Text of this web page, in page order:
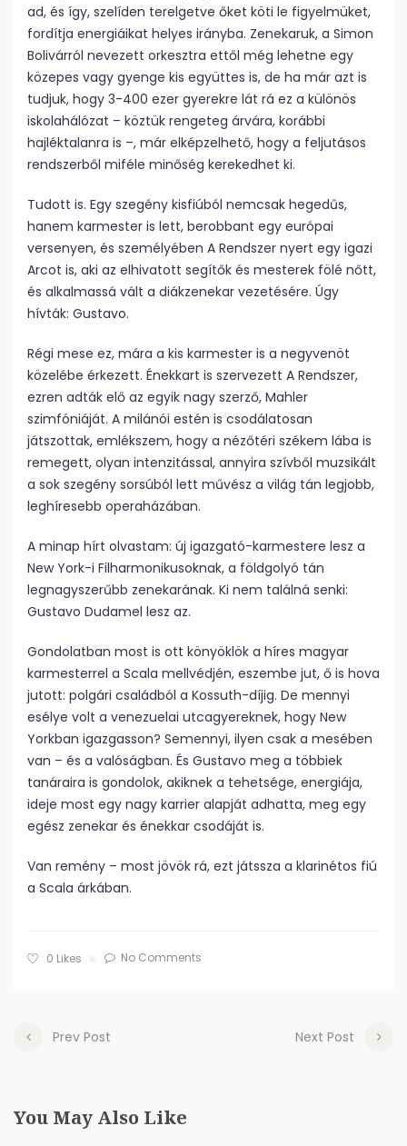
ad, és így, szelíden terelgetve őket köti le figyelmüket,
fordítja energiáikat helyes irányba. Zenekaruk, a Simon
Bolivárról nevezett orkesztra ettől még lehetne egy
közepes vagy gyenge kis együttes is, de ha már azt is
tudjuk, hogy 3-400 ezer gyerekre lát rá ez a különös
iskolahálózat – köztük rengeteg árvára, korábbi
hajléktalanra is –, már elképzelhető, hogy a feljutásos
rendszerből miféle minőség kerekedhet ki.
Tudott is. Egy szegény kisfiúból nemcsak hegedűs,
hanem karmester is lett, berobbant egy európai
versenyen, és személyében A Rendszer nyert egy igazi
Arcot is, aki az elhivatott segítők és mesterek fölé nőtt,
és alkalmassá vált a diákzenekar vezetésére. Úgy
hívták: Gustavo.
Régi mese ez, mára a kis karmester is a negyvenöt
közelébe érkezett. Énekkart is szervezett A Rendszer,
ezren adták elő az egyik nagy szerző, Mahler
szimfóniáját. A milánói estén is csodálatosan
játszottak, emlékszem, hogy a nézőtéri székem lába is
remegett, olyan intenzitással, annyira szívből muzsikált
a sok szegény sorsúból lett művész a világ tán legjobb,
leghíresebb operaházában.
A minap hírt olvastam: új igazgató-karmestere lesz a
New York-i Filharmonikusoknak, a földgolyó tán
legnagyszerűbb zenekarának. Ki nem találná senki:
Gustavo Dudamel lesz az.
Gondolatban most is ott könyöklök a híres magyar
karmesterrel a Scala mellvédjén, eszembe jut, ő is hova
jutott: polgári családból a Kossuth-díjig. De mennyi
esélye volt a venezuelai utcagyereknek, hogy New
Yorkban igazgasson? Semennyi, ilyen csak a mesében
van – és a valóságban. És Gustavo meg a többiek
tanáraira is gondolok, akiknek a tehetsége, energiája,
ideje most egy nagy karrier alapját adhatta, meg egy
egész zenekar és énekkar csodáját is.
Van remény – most jövök rá, ezt játssza a klarinétos fiú
a Scala árkában.
0 Likes No Comments
Prev Post Next Post
You May Also Like